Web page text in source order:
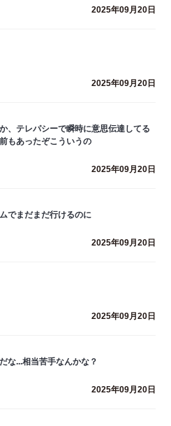
2025年09月20日
2025年09月20日
、テレパシーで瞬時に意思伝達してる
もあったぞこういうの
2025年09月20日
でまだまだ行けるのに
2025年09月20日
2025年09月20日
な...相当苦手なんかな？
2025年09月20日